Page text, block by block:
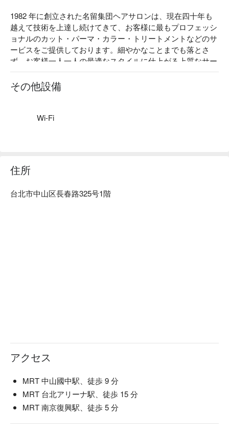
1982 年に創立された名留集団ヘアサロンは、現在四十年も
越えて技術を上達し続けてきて、お客様に最もプロフェッシ
ョナルのカット・パーマ・カラー・トリートメントなどのサ
ービスをご提供しております。細やかなことまでも落とさ
ず、お客様一人一人の最適なスタイルに仕上がる上質なサー
ビスをお届けします。
その他設備
Wi-Fi
住所
台北市中山区長春路325号1階
アクセス
MRT 中山國中駅、徒歩 9 分
MRT 台北アリーナ駅、徒歩 15 分
MRT 南京復興駅、徒歩 5 分